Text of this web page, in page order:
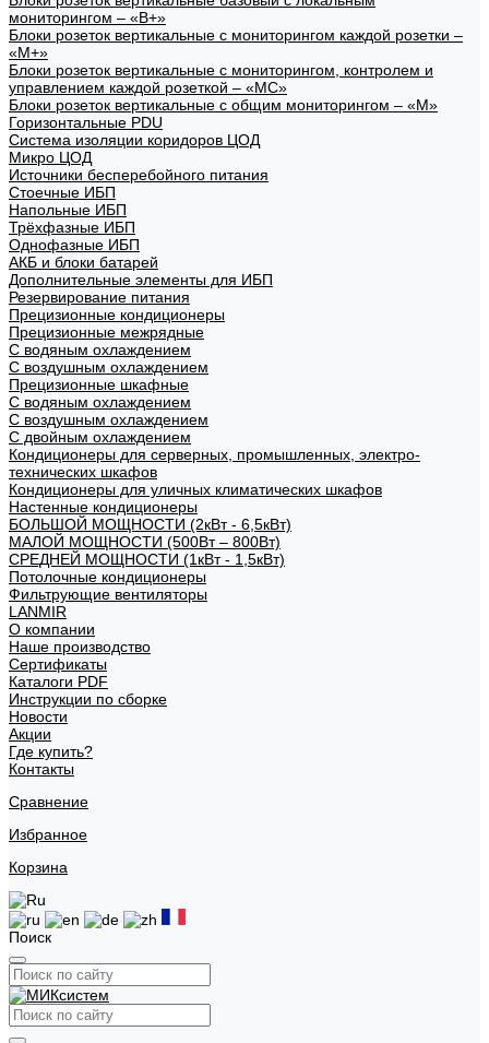
мониторингом – «В+»
Блоки розеток вертикальные с мониторингом каждой розетки –
«М+»
Блоки розеток вертикальные с мониторингом, контролем и
управлением каждой розеткой – «МС»
Блоки розеток вертикальные с общим мониторингом – «М»
Горизонтальные PDU
Система изоляции коридоров ЦОД
Микро ЦОД
Источники бесперебойного питания
Стоечные ИБП
Напольные ИБП
Трёхфазные ИБП
Однофазные ИБП
АКБ и блоки батарей
Дополнительные элементы для ИБП
Резервирование питания
Прецизионные кондиционеры
Прецизионные межрядные
С водяным охлаждением
С воздушным охлаждением
Прецизионные шкафные
С водяным охлаждением
С воздушным охлаждением
С двойным охлаждением
Кондиционеры для серверных, промышленных, электро-
технических шкафов
Кондиционеры для уличных климатических шкафов
Настенные кондиционеры
БОЛЬШОЙ МОЩНОСТИ (2кВт - 6,5кВт)
МАЛОЙ МОЩНОСТИ (500Вт – 800Вт)
СРЕДНЕЙ МОЩНОСТИ (1кВт - 1,5кВт)
Потолочные кондиционеры
Фильтрующие вентиляторы
LANMIR
О компании
Наше производство
Сертификаты
Каталоги PDF
Инструкции по сборке
Новости
Акции
Где купить?
Контакты
Сравнение
Избранное
Корзина
Поиск